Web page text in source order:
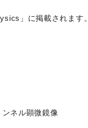
」に掲載されます。
ネル顕微鏡像